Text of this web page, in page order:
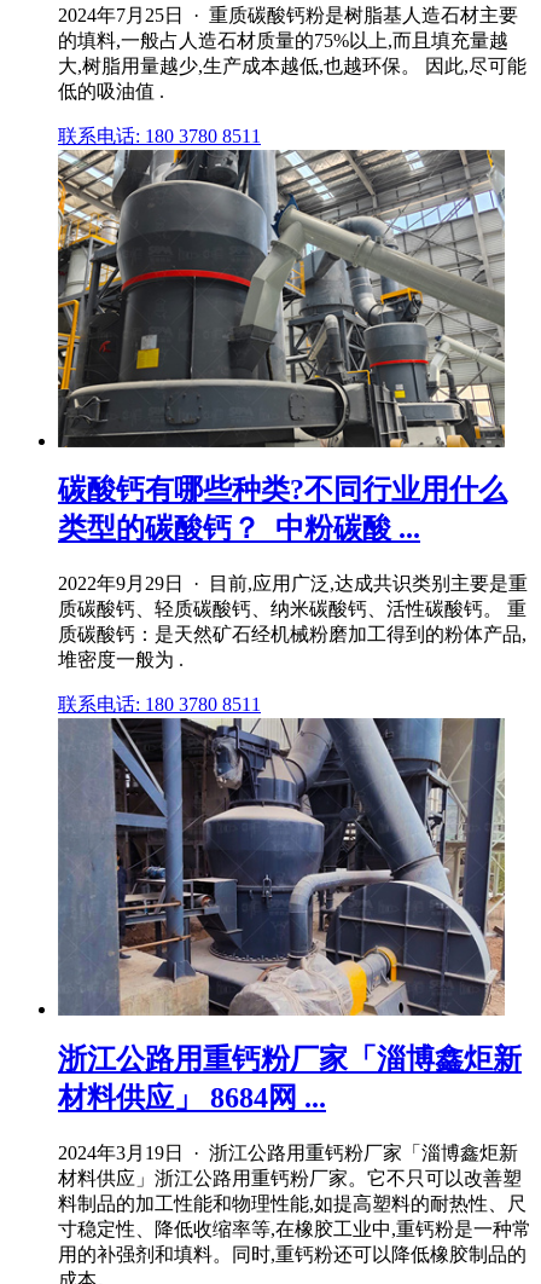
2024年7月25日 · 重质碳酸钙粉是树脂基人造石材主要
的填料,一般占人造石材质量的75%以上,而且填充量越
大,树脂用量越少,生产成本越低,也越环保。 因此,尽可能
低的吸油值 .
联系电话: 180 3780 8511
碳酸钙有哪些种类?不同行业用什么
类型的碳酸钙？_中粉碳酸 ...
2022年9月29日 · 目前,应用广泛,达成共识类别主要是重
质碳酸钙、轻质碳酸钙、纳米碳酸钙、活性碳酸钙。 重
质碳酸钙：是天然矿石经机械粉磨加工得到的粉体产品,
堆密度一般为 .
联系电话: 180 3780 8511
浙江公路用重钙粉厂家「淄博鑫炬新
材料供应」 8684网 ...
2024年3月19日 · 浙江公路用重钙粉厂家「淄博鑫炬新
材料供应」浙江公路用重钙粉厂家。它不只可以改善塑
料制品的加工性能和物理性能,如提高塑料的耐热性、尺
寸稳定性、降低收缩率等,在橡胶工业中,重钙粉是一种常
用的补强剂和填料。同时,重钙粉还可以降低橡胶制品的